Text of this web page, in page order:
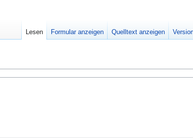
Lesen Formular anzeigen Quelltext anzeigen